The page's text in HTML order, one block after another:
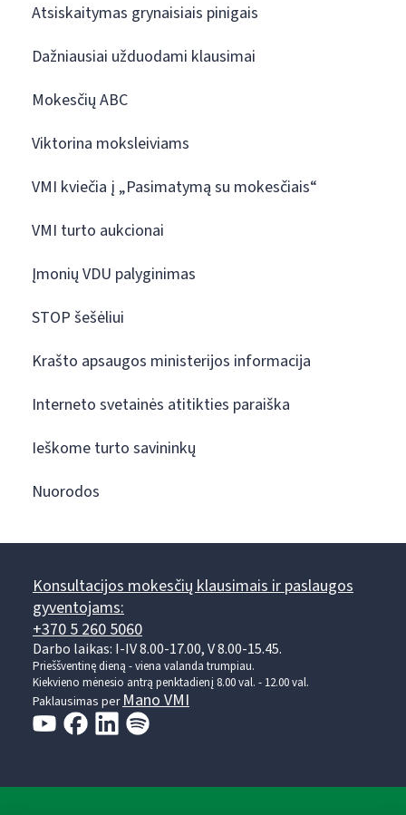
Atsiskaitymas grynaisiais pinigais
Dažniausiai užduodami klausimai
Mokesčių ABC
Viktorina moksleiviams
VMI kviečia į „Pasimatymą su mokesčiais“
VMI turto aukcionai
Įmonių VDU palyginimas
STOP šešėliui
Krašto apsaugos ministerijos informacija
Interneto svetainės atitikties paraiška
Ieškome turto savininkų
Nuorodos
Konsultacijos mokesčių klausimais ir paslaugos
gyventojams:
+370 5 260 5060
Darbo laikas: I-IV 8.00-17.00, V 8.00-15.45.
Prieššventinę dieną - viena valanda trumpiau.
Kiekvieno mėnesio antrą penktadienį 8.00 val. - 12.00 val.
Paklausimas per Mano VMI